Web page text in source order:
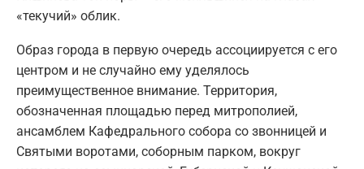
«текучий» облик.
Образ города в первую очередь ассоциируется с его
центром и не случайно ему уделялось
преимущественное внимание. Территория,
обозначенная площадью перед митрополией,
ансамблем Кафедрального собора со звонницей и
Святыми воротами, соборным парком, вокруг